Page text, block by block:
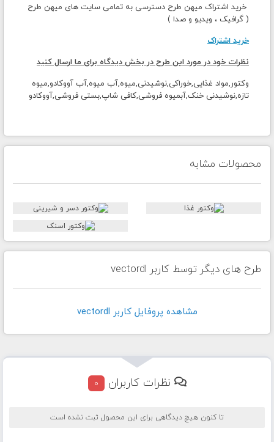
خرید اشتراک میهن طرح دسترسی به تمامی سایت های میهن طرح
( گرافیک ، ویدیو و صدا )
خرید اشتراک
نظرات خود در مورد این طرح در بخش دیدگاه برای ما ارسال کنید
وکتور,مواد غذایی,خوراکی,نوشیدنی,میوه,آب میوه,آب آووکادو,میوه
تازه,نوشیدنی خنک,آبمیوه فروشی,کافی شاپ,بستی فروشی,آووکادو
محصولات مشابه
طرح های دیگر توسط کاربر vectordl
مشاهده پروفايل کاربر vectordl
نظرات کاربران 0
تا کنون هیچ دیدگاهی برای این محصول ثبت نشده است